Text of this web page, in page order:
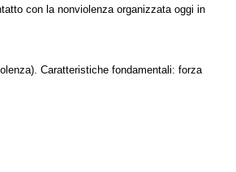
con la nonviolenza organizzata oggi in
Caratteristiche fondamentali: forza